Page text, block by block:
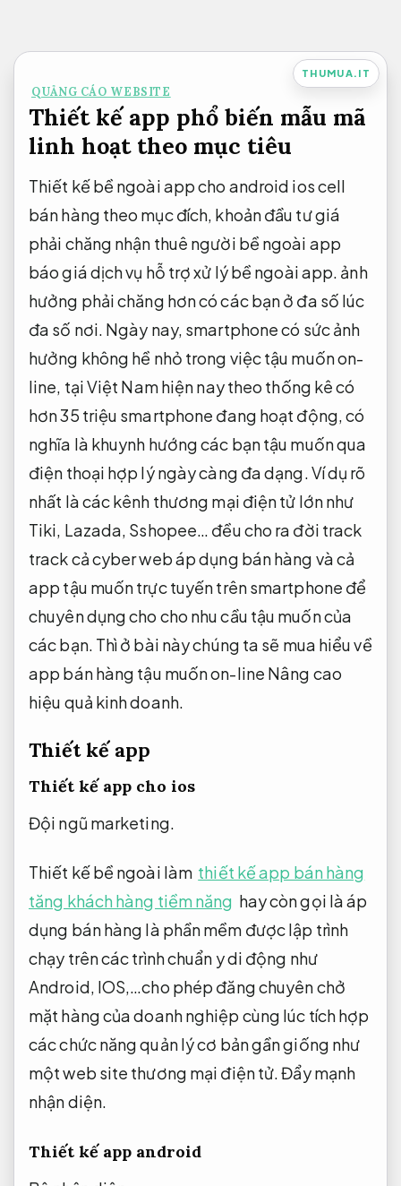
nội
dung
THUMUA.IT
QUẢNG CÁO WEBSITE
Thiết kế app phổ biến mẫu mã
linh hoạt theo mục tiêu
Thiết kế bề ngoài app cho android ios cell
bán hàng theo mục đích, khoản đầu tư giá
phải chăng nhận thuê người bề ngoài app
báo giá dịch vụ hỗ trợ xử lý bề ngoài app. ảnh
hưởng phải chăng hơn có các bạn ở đa số lúc
đa số nơi. Ngày nay, smartphone có sức ảnh
hưởng không hề nhỏ trong việc tậu muốn on-
line, tại Việt Nam hiện nay theo thống kê có
hơn 35 triệu smartphone đang hoạt động, có
nghĩa là khuynh hướng các bạn tậu muốn qua
điện thoại hợp lý ngày càng đa dạng. Ví dụ rõ
nhất là các kênh thương mại điện tử lớn như
Tiki, Lazada, Sshopee… đều cho ra đời track
track cả cyber web áp dụng bán hàng và cả
app tậu muốn trực tuyến trên smartphone để
chuyên dụng cho cho nhu cầu tậu muốn của
các bạn. Thì ở bài này chúng ta sẽ mua hiểu về
app bán hàng tậu muốn on-line Nâng cao
hiệu quả kinh doanh.
Thiết kế app
Thiết kếapp cho ios
Đội ngũ marketing.
Thiết kế bề ngoài làm thiết kế app bán hàng
tăng khách hàng tiềm năng hay còn gọi là áp
dụng bán hàng là phần mềm được lập trình
chạy trên các trình chuẩn y di động như
Android, IOS,…cho phép đăng chuyên chở
mặt hàng của doanh nghiệp cùng lúc tích hợp
các chức năng quản lý cơ bản gần giống như
một web site thương mại điện tử.Đẩy mạnh
nhận diện.
Thiết kếapp android